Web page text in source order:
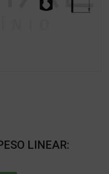
LINEAR: